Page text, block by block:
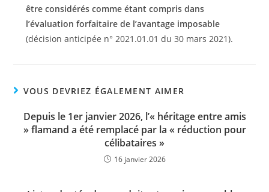
être considérés comme étant compris dans
l’évaluation forfaitaire de l’avantage imposable
(décision anticipée n° 2021.01.01 du 30 mars 2021).
VOUS DEVRIEZ ÉGALEMENT AIMER
Depuis le 1er janvier 2026, l’« héritage entre amis
» flamand a été remplacé par la « réduction pour
célibataires »
16 janvier 2026